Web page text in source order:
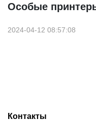
Особые
2024-04-12 08:57:08
Контакты